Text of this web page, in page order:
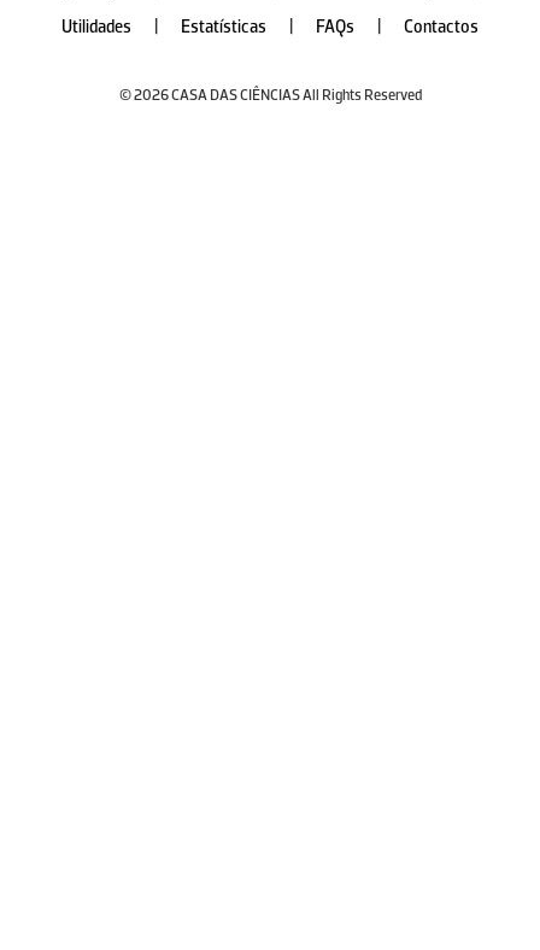
Utilidades
Estatísticas FAQs Contactos
© 2026 CASA DAS CIÊNCIAS All Rights Reserved